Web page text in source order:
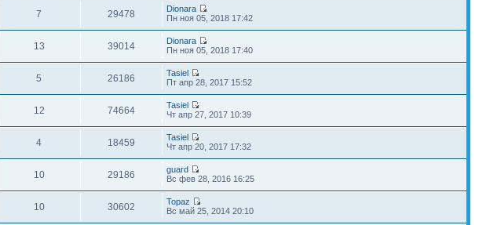
7 29478
Dionara
Пн ноя 05, 2018 17:42
13 39014
Dionara
Пн ноя 05, 2018 17:40
5 26186
Tasiel
Пт апр 28, 2017 15:52
12 74664
Tasiel
Чт апр 27, 2017 10:39
4 18459
Tasiel
Чт апр 20, 2017 17:32
10 29186
guard
Вс фев 28, 2016 16:25
10 30602
Topaz
Вс май 25, 2014 20:10